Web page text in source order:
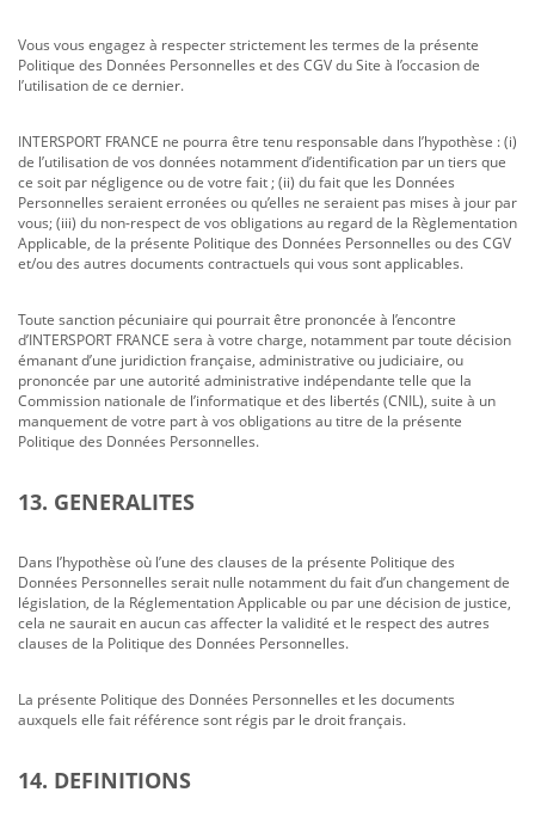
Vous vous engagez à respecter strictement les termes de la présente
Politique des Données Personnelles et des CGV du Site à l’occasion de
l’utilisation de ce dernier.
INTERSPORT FRANCE ne pourra être tenu responsable dans l’hypothèse : (i)
de l’utilisation de vos données notamment d’identification par un tiers que
ce soit par négligence ou de votre fait ; (ii) du fait que les Données
Personnelles seraient erronées ou qu’elles ne seraient pas mises à jour par
vous; (iii) du non-respect de vos obligations au regard de la Règlementation
Applicable, de la présente Politique des Données Personnelles ou des CGV
et/ou des autres documents contractuels qui vous sont applicables.
Toute sanction pécuniaire qui pourrait être prononcée à l’encontre
d’INTERSPORT FRANCE sera à votre charge, notamment par toute décision
émanant d’une juridiction française, administrative ou judiciaire, ou
prononcée par une autorité administrative indépendante telle que la
Commission nationale de l’informatique et des libertés (CNIL), suite à un
manquement de votre part à vos obligations au titre de la présente
Politique des Données Personnelles.
13. GENERALITES
Dans l’hypothèse où l’une des clauses de la présente Politique des
Données Personnelles serait nulle notamment du fait d’un changement de
législation, de la Réglementation Applicable ou par une décision de justice,
cela ne saurait en aucun cas affecter la validité et le respect des autres
clauses de la Politique des Données Personnelles.
La présente Politique des Données Personnelles et les documents
auxquels elle fait référence sont régis par le droit français.
14. DEFINITIONS